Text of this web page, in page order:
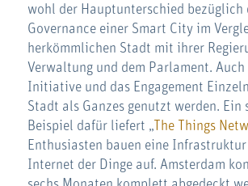
wohl der Hauptunterschied bezüglich
Governance einer Smart City im
herkömmlichen Stadt mit ihrer
Verwaltung und dem Parlament.
Initiative und das Engagement
Stadt als Ganzes genutzt werden. Ein
Beispiel dafür liefert „The Things
Enthusiasten bauen eine
Internet der Dinge auf. Amsterdam